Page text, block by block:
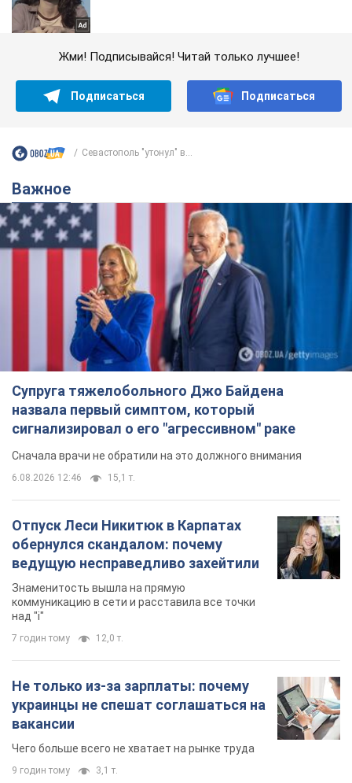
Жми! Подписывайся! Читай только лучшее!
Подписаться Подписаться
Севастополь "утонул" в...
Важное
Супруга тяжелобольного Джо Байдена
назвала первый симптом, который
сигнализировал о его "агрессивном" раке
Сначала врачи не обратили на это должного внимания
6.08.2026 12:46 15,1 т.
Отпуск Леси Никитюк в Карпатах
обернулся скандалом: почему
ведущую несправедливо захейтили
Знаменитость вышла на прямую
коммуникацию в сети и расставила все точки
над "i"
7 годин тому 12,0 т.
Не только из-за зарплаты: почему
украинцы не спешат соглашаться на
вакансии
Чего больше всего не хватает на рынке труда
9 годин тому 3,1 т.